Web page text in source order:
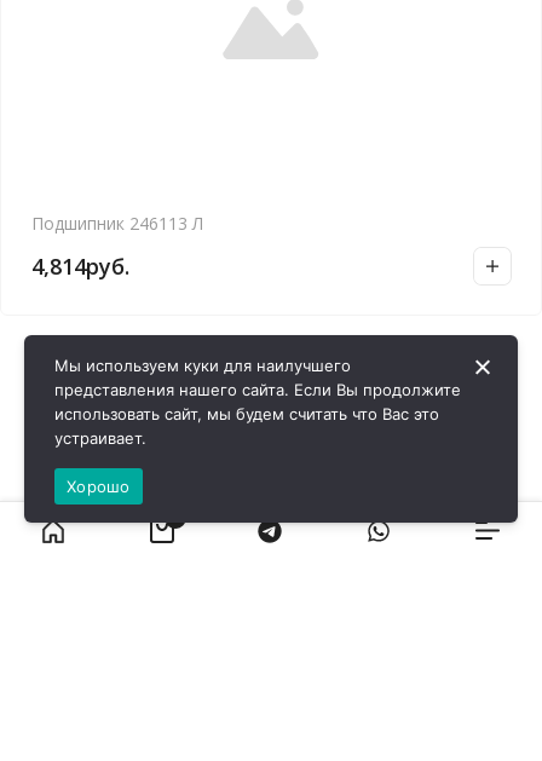
Подшипник 246113 Л
4,814руб.
Мы используем куки для наилучшего
представления нашего сайта. Если Вы продолжите
использовать сайт, мы будем считать что Вас это
устраивает.
Хорошо